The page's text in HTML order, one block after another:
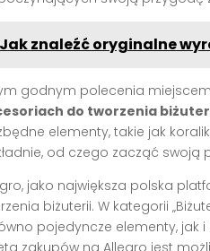
Jak znaleźć oryginalne
godnym polecenia
do tworzenia
elementy, takie jak
od czego zacząć swoją
jako największa polska
biżuterii. W kategorii
pojedyncze elementy, jak